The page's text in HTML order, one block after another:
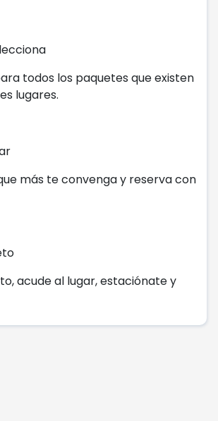
todos los paquetes que existen
lugares.
más te convenga y reserva con
acude al lugar, estaciónate y